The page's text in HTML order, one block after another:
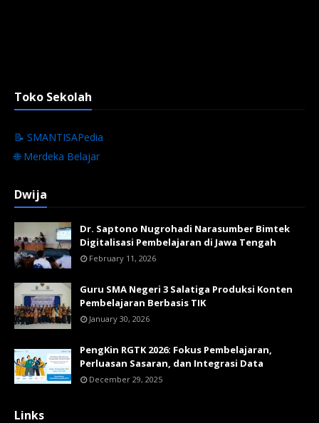
Toko Sekolah
📝 SMANTISAPedia
🌐 Merdeka Belajar
Dwija
Dr. Saptono Nugrohadi Narasumber Bimtek
Digitalisasi Pembelajaran di Jawa Tengah
February 11, 2026
Guru SMA Negeri 3 Salatiga Produksi Konten
Pembelajaran Berbasis TIK
January 30, 2026
PengKin RGTK 2026: Fokus Pembelajaran,
Perluasan Sasaran, dan Integrasi Data
December 29, 2025
Links